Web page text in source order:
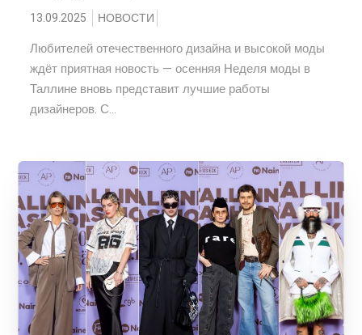
13.09.2025 НОВОСТИ
Любителей отечественного дизайна и высокой моды
ждёт приятная новость — осенняя Неделя моды в
Таллине вновь представит лучшие работы
дизайнеров. С...